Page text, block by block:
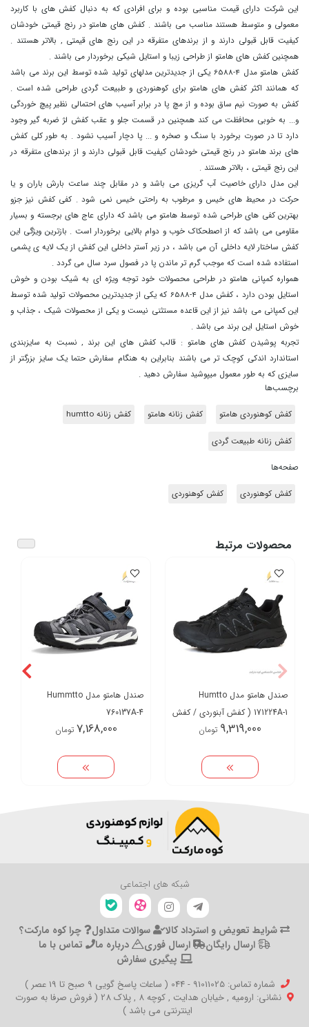
این شرکت دارای قیمت مناسبی بوده و برای افرادی که به دنبال کفش های با کاربرد
معمولی و متوسط هستند مناسب می باشند . کفش های هامتو در رنج قیمتی خودشان
کیفیت قابل قبولی دارند و از برندهای متفرقه در این رنج های قیمتی , بالاتر هستند .
همچنین کفش های هامتو از طراحی زیبا و استایل شیکی برخوردار می باشند .
کفش هامتو مدل 4-6588 یکی از جدیدترین مدلهای تولید شده توسط این برند می باشد
که همانند اکثر کفش های هامتو برای کوهنوردی و طبیعت گردی طراحی شده است .
کفش به صورت نیم ساق بوده و از مچ پا در برابر آسیب های احتمالی نظیر پیچ خوردگی
و... به خوبی محافظت می کند همچنین در قسمت جلو و عقب کفش لژ ضربه گیر وجود
دارد تا در صورت برخورد با سنگ و صخره و ... پا دچار آسیب نشود . به طور کلی کفش
های برند هامتو در رنج قیمتی خودشان کیفیت قابل قبولی دارند و از برندهای متفرقه در
این رنج قیمتی ، بالاتر هستند .
این مدل دارای خاصیت آب گریزی می باشد و در مقابل چند ساعت بارش باران و یا
حرکت در محیط های خیس و مرطوب به راحتی خیس نمی شود . کفی کفش نیز جزو
بهترین کفی های طراحی شده توسط هامتو می باشد که دارای عاج های برجسته و بسیار
مقاومی می باشد که از اصطحکاک خوب و دوام بالایی برخوردار است . بازترین ویژگی این
کفش ساختار لایه داخلی آن می باشد ، در زیر آستر داخلی این کفش از یک لایه ی پشمی
استفاده شده است که موجب گرم تر ماندن پا در فصول سرد سال می گردد .
همواره کمپانی هامتو در طراحی محصولات خود توجه ویژه ای به شیک بودن و خوش
استایل بودن دارد ، کفش مدل 4-6588 که یکی از جدیدترین محصولات تولید شده توسط
این کمپانی می باشد نیز از این قاعده مستثنی نیست و یکی از محصولات شیک ، جذاب و
خوش استایل این برند می باشد .
تجربه پوشیدن کفش های هامتو : قالب کفش های این برند , نسبت به سایزبندی
استاندارد اندکی کوچک تر می باشند بنابراین به هنگام سفارش حتما یک سایز بزرگتر از
سایزی که به طور معمول میپوشید سفارش دهید .
برچسب‌ها
کفش کوهنوردی هامتو کفش زنانه هامتو کفش زنانه humtto
کفش زنانه طبیعت گردی
صفحه‌ها
کفش کوهنوردی کفش کوهنوردی
محصولات مرتبط
صندل هامتو مدل Humtto
171224A-1 ( کفش آبنوردی / کفش
تابستانی )9,319,000 تومان
صندل هامتو مدل Hummtto
760137A-4
7,168,000 تومان
شبکه های اجتماعی
شرایط تعویض و استرداد کالا سوالات متداول
چرا کوه مارکت؟
ارسال رایگان
ارسال فوری درباره ما
تماس با ما
پیگیری سفارش
شماره تماس‌: 91011025 - 044 ( ساعات پاسخ گویی 9 صبح تا 19 عصر )
نشانی: ارومیه , خیابان هدایت , کوچه 8 , پلاک 28 ( فروش صرفا به صورت
اینترنتی می باشد )